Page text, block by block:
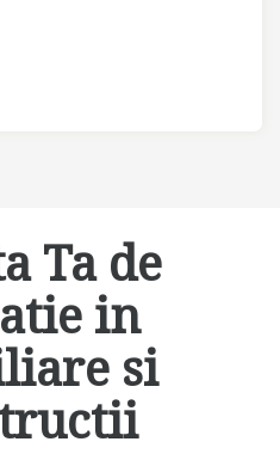
Ta de
in
si